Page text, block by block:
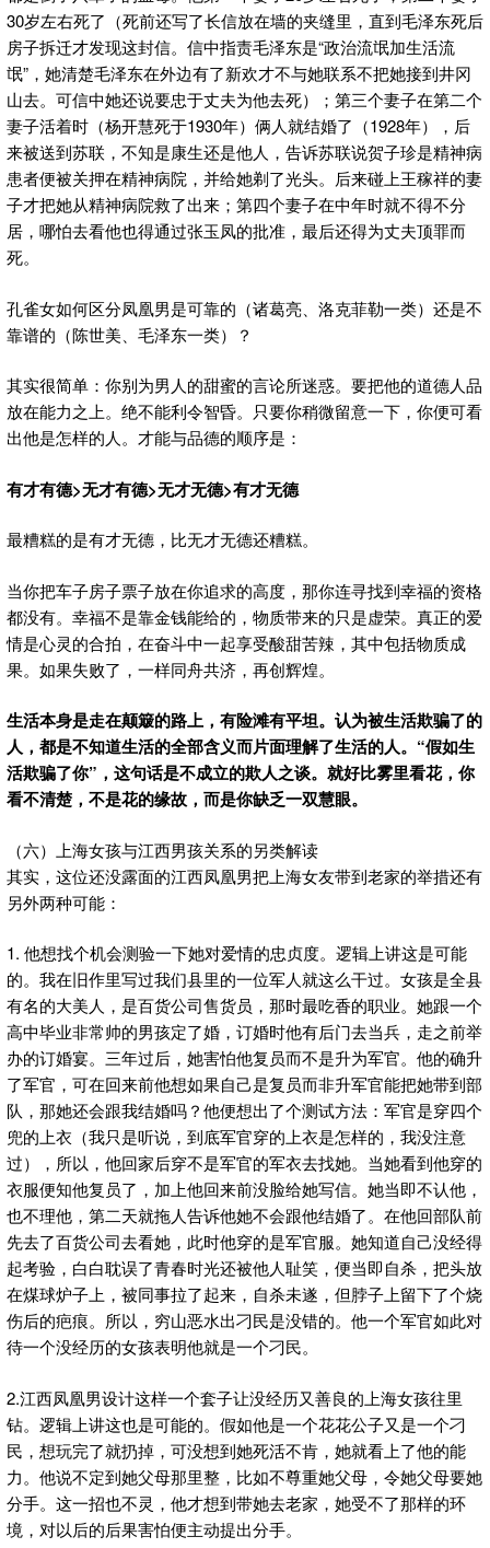
30岁左右死了（死前还写了长信放在墙的夹缝里，直到毛泽东死后
房子拆迁才发现这封信。信中指责毛泽东是“政治流氓加生活流
氓”，她清楚毛泽东在外边有了新欢才不与她联系不把她接到井冈
山去。可信中她还说要忠于丈夫为他去死）；第三个妻子在第二个
妻子活着时（杨开慧死于1930年）俩人就结婚了（1928年），后
来被送到苏联，不知是康生还是他人，告诉苏联说贺子珍是精神病
患者便被关押在精神病院，并给她剃了光头。后来碰上王稼祥的妻
子才把她从精神病院救了出来；第四个妻子在中年时就不得不分
居，哪怕去看他也得通过张玉凤的批准，最后还得为丈夫顶罪而
死。
孔雀女如何区分凤凰男是可靠的（诸葛亮、洛克菲勒一类）还是不
靠谱的（陈世美、毛泽东一类）？
其实很简单：你别为男人的甜蜜的言论所迷惑。要把他的道德人品
放在能力之上。绝不能利令智昏。只要你稍微留意一下，你便可看
出他是怎样的人。才能与品德的顺序是：
有才有德>无才有德>无才无德>有才无德
最糟糕的是有才无德，比无才无德还糟糕。
当你把车子房子票子放在你追求的高度，那你连寻找到幸福的资格
都没有。幸福不是靠金钱能给的，物质带来的只是虚荣。真正的爱
情是心灵的合拍，在奋斗中一起享受酸甜苦辣，其中包括物质成
果。如果失败了，一样同舟共济，再创辉煌。
生活本身是走在颠簸的路上，有险滩有平坦。认为被生活欺骗了的
人，都是不知道生活的全部含义而片面理解了生活的人。“假如生
活欺骗了你”，这句话是不成立的欺人之谈。就好比雾里看花，你
看不清楚，不是花的缘故，而是你缺乏一双慧眼。
（六）上海女孩与江西男孩关系的另类解读
其实，这位还没露面的江西凤凰男把上海女友带到老家的举措还有
另外两种可能：
1. 他想找个机会测验一下她对爱情的忠贞度。逻辑上讲这是可能
的。我在旧作里写过我们县里的一位军人就这么干过。女孩是全县
有名的大美人，是百货公司售货员，那时最吃香的职业。她跟一个
高中毕业非常帅的男孩定了婚，订婚时他有后门去当兵，走之前举
办的订婚宴。三年过后，她害怕他复员而不是升为军官。他的确升
了军官，可在回来前他想如果自己是复员而非升军官能把她带到部
队，那她还会跟我结婚吗？他便想出了个测试方法：军官是穿四个
兜的上衣（我只是听说，到底军官穿的上衣是怎样的，我没注意
过），所以，他回家后穿不是军官的军衣去找她。当她看到他穿的
衣服便知他复员了，加上他回来前没脸给她写信。她当即不认他，
也不理他，第二天就拖人告诉他她不会跟他结婚了。在他回部队前
先去了百货公司去看她，此时他穿的是军官服。她知道自己没经得
起考验，白白耽误了青春时光还被他人耻笑，便当即自杀，把头放
在煤球炉子上，被同事拉了起来，自杀未遂，但脖子上留下了个烧
伤后的疤痕。所以，穷山恶水出刁民是没错的。他一个军官如此对
待一个没经历的女孩表明他就是一个刁民。
2.江西凤凰男设计这样一个套子让没经历又善良的上海女孩往里
钻。逻辑上讲这也是可能的。假如他是一个花花公子又是一个刁
民，想玩完了就扔掉，可没想到她死活不肯，她就看上了他的能
力。他说不定到她父母那里整，比如不尊重她父母，令她父母要她
分手。这一招也不灵，他才想到带她去老家，她受不了那样的环
境，对以后的后果害怕便主动提出分手。